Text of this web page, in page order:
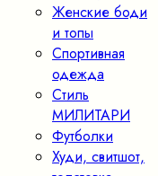
Женские боди
и топы
Спортивная
одежда
Стиль
МИЛИТАРИ
Футболки
Худи, свитшот,